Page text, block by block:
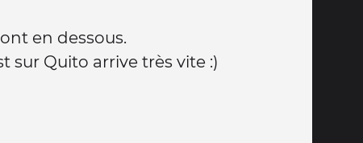
en dessous.
sur Quito arrive très vite :)